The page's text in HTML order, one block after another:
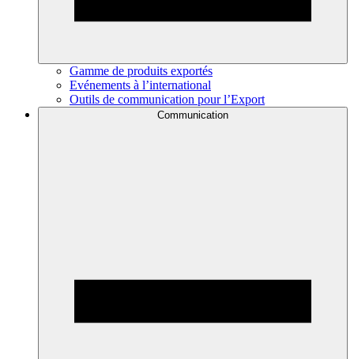
Gamme de produits exportés
Evénements à l’international
Outils de communication pour l’Export
Communication